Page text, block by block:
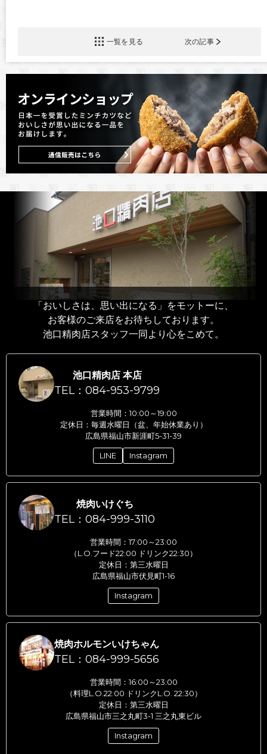
一覧を見る 次の記事
「おいしさは、思い出になる」をモットーに、
お客様のご来店をお待ちしております。
池口精肉店スタッフ一同より心をこめて。
池口精肉店 本店
TEL：084-953-9799
営業時間：10:00～19:00
定休日：毎週水曜日（盆、年始休業あり）
広島県福山市新涯町5-31-39
LINE Instagram
焼肉いけぐち
TEL：084-999-3110
営業時間：17:00～23:00
（L.O.フード22:00 ドリンク22:30）
定休日：第三水曜日
広島県福山市伏見町1-16
Instagram
焼肉ホルモンいけちゃん
TEL：084-999-5656
営業時間：16:00～23:00
（料理L.O.22:00 ドリンクL.O. 22:30）
定休日：第三水曜日
広島県福山市三之丸町3-1 三之丸東ビル
Instagram